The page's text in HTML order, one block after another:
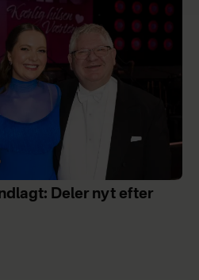
Deler nyt efter